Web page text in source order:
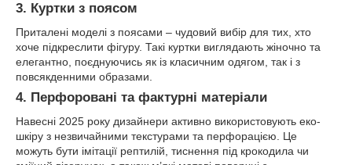
3. Куртки з поясом
Приталені моделі з поясами – чудовий вибір для тих, хто
хоче підкреслити фігуру. Такі куртки виглядають жіночно та
елегантно, поєднуючись як із класичним одягом, так і з
повсякденними образами.
4. Перфоровані та фактурні матеріали
Навесні 2025 року дизайнери активно використовують еко-
шкіру з незвичайними текстурами та перфорацією. Це
можуть бути імітації рептилій, тиснення під крокодила чи